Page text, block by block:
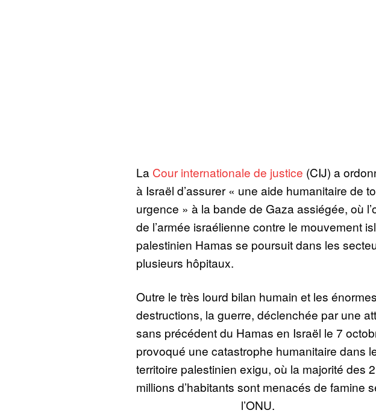
La Cour internationale de justice (CIJ) a
à Israël d’assurer « une aide humanitaire de
urgence » à la bande de Gaza assiégée, où
de l’armée israélienne contre le mouvement
palestinien Hamas se poursuit dans les
plusieurs hôpitaux.
Outre le très lourd bilan humain et les énormes
destructions, la guerre, déclenchée par une
sans précédent du Hamas en Israël le 7
provoqué une catastrophe humanitaire dans
territoire palestinien exigu, où la majorité des
millions d’habitants sont menacés de famine
l’ONU.